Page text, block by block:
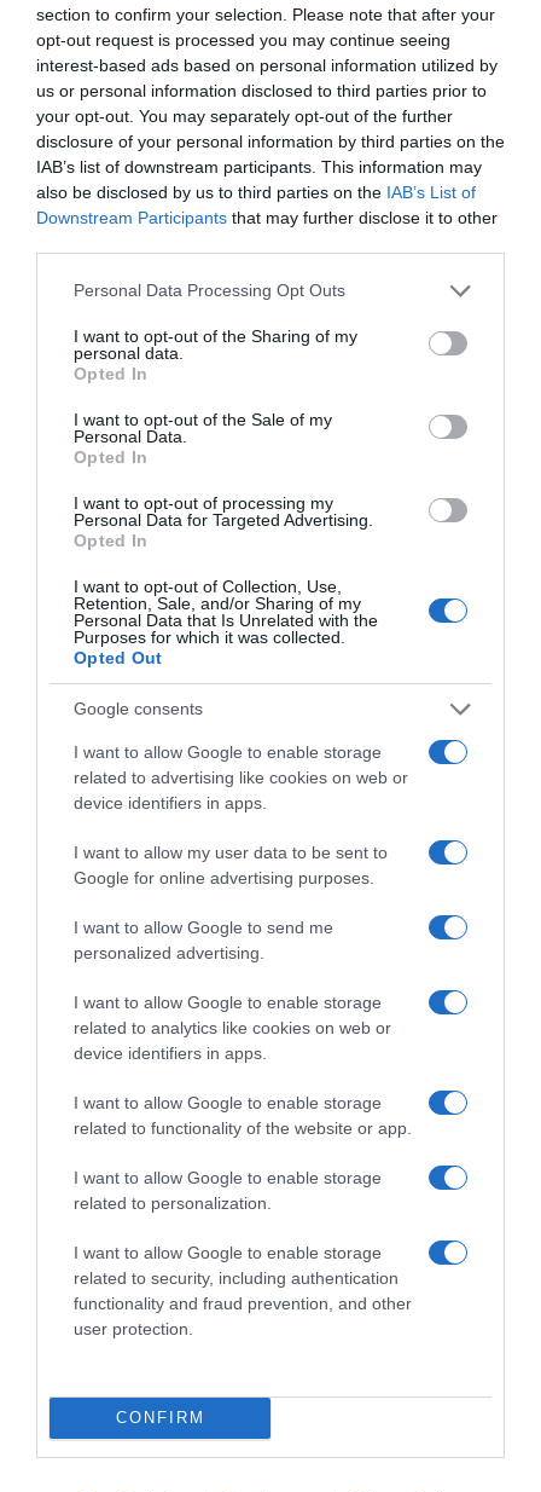
section to confirm your selection. Please note that after your
opt-out request is processed you may continue seeing
interest-based ads based on personal information utilized by
us or personal information disclosed to third parties prior to
your opt-out. You may separately opt-out of the further
disclosure of your personal information by third parties on the
IAB’s list of downstream participants. This information may
also be disclosed by us to third parties on the IAB’s List of
Downstream Participants that may further disclose it to other
Please note that this website/app uses one or more Google
not limited to your visit or usage behaviour. You may click to
grant or deny consent to Google and its third-party tags to
use your data for below specified purposes in below Google
consent section.
Personal Data Processing Opt Outs
I want to opt-out of the Sharing of my
personal data.
Opted In
I want to opt-out of the Sale of my
Personal Data.
Opted In
I want to opt-out of processing my
Personal Data for Targeted Advertising.
Opted In
I want to opt-out of Collection, Use,
Retention, Sale, and/or Sharing of my
Personal Data that Is Unrelated with the
Purposes for which it was collected.
Opted Out
Google consents
I want to allow Google to enable storage
related to advertising like cookies on web or
device identifiers in apps.
I want to allow my user data to be sent to
Google for online advertising purposes.
I want to allow Google to send me
personalized advertising.
I want to allow Google to enable storage
related to analytics like cookies on web or
device identifiers in apps.
I want to allow Google to enable storage
related to functionality of the website or app.
I want to allow Google to enable storage
related to personalization.
I want to allow Google to enable storage
related to security, including authentication
functionality and fraud prevention, and other
user protection.
CONFIRM
Share Tweet
ΓΙΩΡΓΟΣ ΜΑΖΩΝΑΚΗΣ ΤΡΑΓΟΥΔΙΣΤΕΣ
ΔΙΑΦΗΜΙΣΗ
ΣΧΟΛΙΑ
LIFESTYLE